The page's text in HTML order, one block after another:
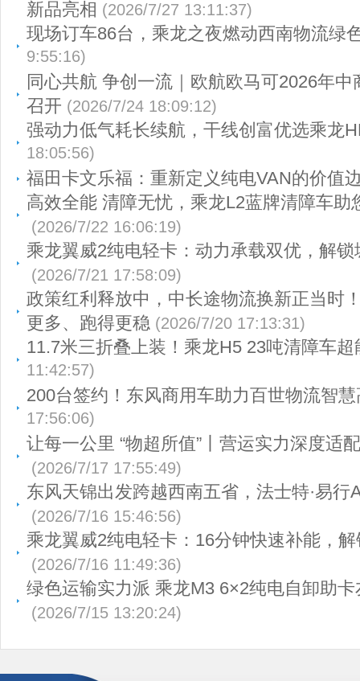
新品亮相 (2026/7/27 13:11:37)
现场订车86台，乘龙之夜燃动西南物流绿
9:55:16)
同心共航 争创一流｜欧航欧马可2026年
召开 (2026/7/24 18:09:12)
强动力低气耗长续航，干线创富优选乘龙
18:05:56)
福田卡文乐福：重新定义纯电VAN的价值
高效全能 清障无忧，乘龙L2蓝牌清障车助
(2026/7/22 16:06:19)
乘龙翼威2纯电轻卡：动力承载双优，解
(2026/7/21 17:58:09)
政策红利释放中，中长途物流换新正当时
更多、跑得更稳 (2026/7/20 17:13:31)
11.7米三折叠上装！乘龙H5 23吨清障车超
11:42:57)
200台签约！东风商用车助力百世物流智
17:56:06)
让每一公里 “物超所值”丨营运实力深度适
(2026/7/17 17:55:49)
东风天锦出发跨越西南五省，法士特·易行
(2026/7/16 15:46:56)
乘龙翼威2纯电轻卡：16分钟快速补能，
(2026/7/16 11:49:36)
绿色运输实力派 乘龙M3 6×2纯电自卸助
(2026/7/15 13:20:24)